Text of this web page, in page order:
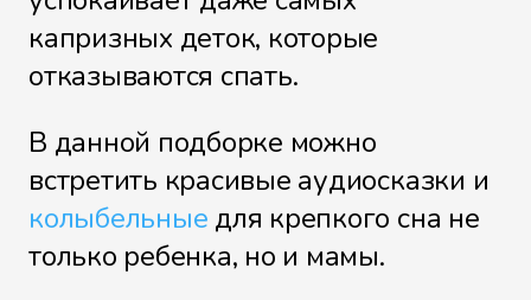
капризных деток, которые
отказываются спать.
В данной подборке можно
встретить красивые аудиосказки и
колыбельные для крепкого сна не
только ребенка, но и мамы.